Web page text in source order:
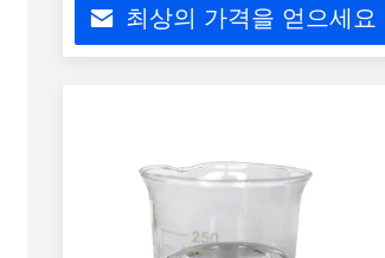
최상의 가격을 얻으세요